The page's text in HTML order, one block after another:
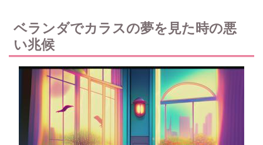
ベランダでカラスの夢を見た時の悪
い兆候